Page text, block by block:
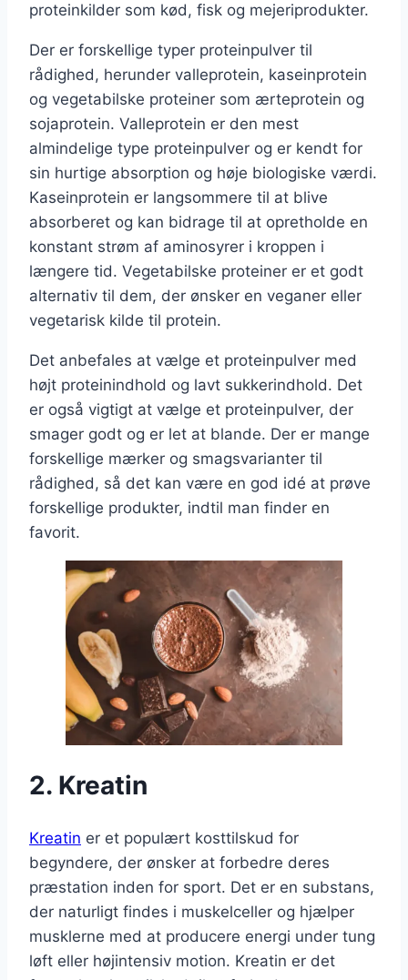
proteinkilder som kød, fisk og mejeriprodukter.
Der er forskellige typer proteinpulver til
rådighed, herunder valleprotein, kaseinprotein
og vegetabilske proteiner som ærteprotein og
sojaprotein. Valleprotein er den mest
almindelige type proteinpulver og er kendt for
sin hurtige absorption og høje biologiske værdi.
Kaseinprotein er langsommere til at blive
absorberet og kan bidrage til at opretholde en
konstant strøm af aminosyrer i kroppen i
længere tid. Vegetabilske proteiner er et godt
alternativ til dem, der ønsker en veganer eller
vegetarisk kilde til protein.
Det anbefales at vælge et proteinpulver med
højt proteinindhold og lavt sukkerindhold. Det
er også vigtigt at vælge et proteinpulver, der
smager godt og er let at blande. Der er mange
forskellige mærker og smagsvarianter til
rådighed, så det kan være en god idé at prøve
forskellige produkter, indtil man finder en
favorit.
2. Kreatin
Kreatin er et populært kosttilskud for
begyndere, der ønsker at forbedre deres
præstation inden for sport. Det er en substans,
der naturligt findes i muskelceller og hjælper
musklerne med at producere energi under tung
løft eller højintensiv motion. Kreatin er det